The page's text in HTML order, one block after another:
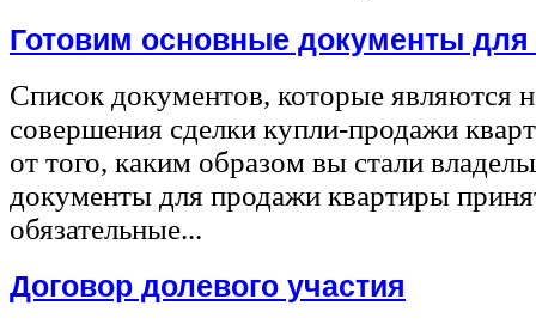
Готовим основные документы
Список документов, которые являются
совершения сделки купли-продажи
от того, каким образом вы стали
документы для продажи квартиры
обязательные...
Договор долевого участия